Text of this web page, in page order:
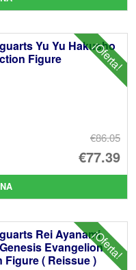
¡Oferta!
Yu Yu Hakusho
Figure
€86.05
El
€77.39
El
¡Oferta!
Rei Ayanami
Evangelion
Figure ( Reissue )